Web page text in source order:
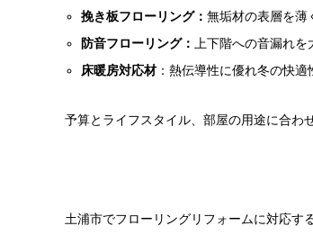
挽き板フローリング：無垢材の表層を薄
防音フローリング：
上下階への音漏れ
床暖房対応材：熱伝導性に優れ冬の快適
予算とライフスタイル、部屋の用途に合わ
土浦市でフローリングリフォームに対応す